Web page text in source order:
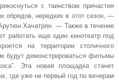
с таинством причастия
обрядов, нередких в этот сезон, —
Хачатрян. — Также в течение
работать еще один кинотеатр под
на территории столичного
будут демонстрироваться фильмы
Эта новая площадка станет
где уже не первый год по вечерам